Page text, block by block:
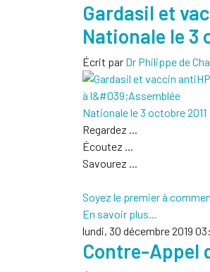
Gardasil et
Nationale le 3
Écrit par Dr Philippe de
Regardez ...
Écoutez ...
Savourez ...
Soyez le premier à
En savoir plus...
lundi, 30 décembre 2019
Contre-Appel